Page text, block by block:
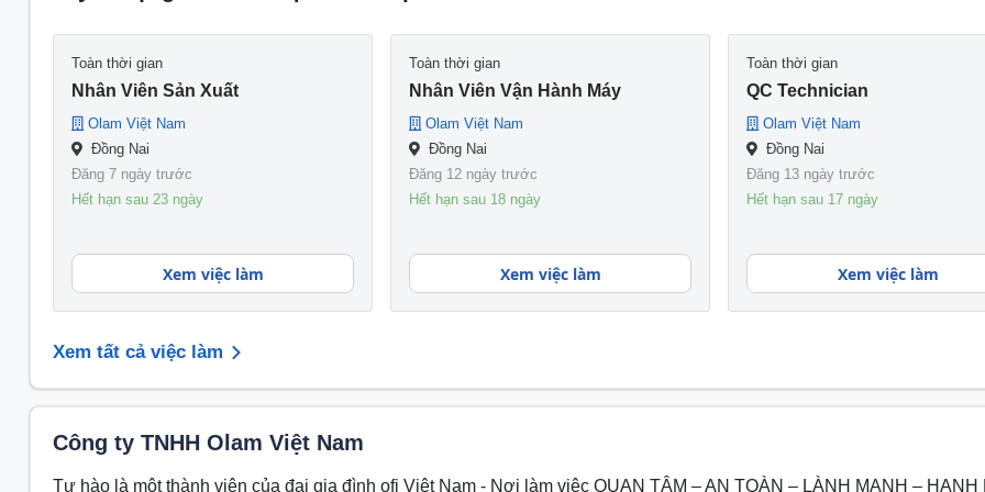
Toàn thời gian
Nhân Viên Sản Xuất
Olam Việt Nam
Đồng Nai
Đăng 7 ngày trước
Hết hạn sau 23 ngày
Xem việc làm
Toàn thời gian
Nhân Viên Vận Hành Máy
Olam Việt Nam
Đồng Nai
Đăng 12 ngày trước
Hết hạn sau 18 ngày
Xem việc làm
Toàn thời gian
QC Technician
Olam Việt Nam
Đồng Nai
Đăng 13 ngày trước
Hết hạn sau 17 ngày
Xem việc làm
Xem tất cả việc làm
Công ty TNHH Olam Việt Nam
Tự hào là một thành viên của đại gia đình ofi Việt Nam - Nơi làm việc QUAN TÂM – AN TOÀN – LÀNH MẠNH – HẠNH